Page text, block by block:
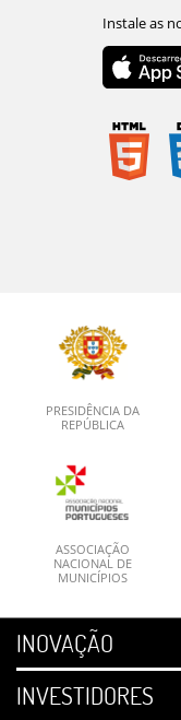
PRESIDÊNCIA DA
REPÚBLICA
ASSOCIAÇÃO
NACIONAL DE
MUNICÍPIOS
INOVAÇÃO
INVESTIDORES